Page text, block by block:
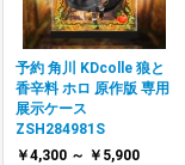
予約 角川 KDcolle 狼と
香辛料 ホロ 原作版 専用
展示ケース
ZSH284981S
￥4,300 ～ ￥5,900